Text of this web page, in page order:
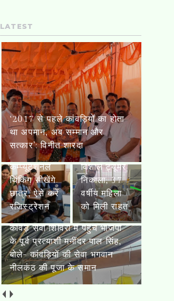
LATEST
CBSE और IIT गांधीनगर की बड़ी
पहल: ‘3030 एकलव्य’ से AI और
कम्प्यूटेशनल थिंकिंग सीखेंगे छात्र,
ऐसे करें रजिस्ट्रेशन
एलएलआरएम
मेडिकल
कॉलेज में 5
किलो का दुर्लभ
विशाल ट्यूमर
निकाला, 37
वर्षीय महिला
को मिली राहत
कांवड़ सेवा
शिविरों में पहुंचे
भाजपा के पूर्व
प्रत्याशी
मनींदर पाल
सिंह, बोले-
कांवड़ियों की
सेवा भगवान
नीलकंठ की
पूजा के समान
दौराला-हस्तिनापुर-बिजनौर वाया
विदुर कुटी रेल लाइन की मांग तेज,
सांसद चंदन चौहान ने रेल मंत्री से
मांगी परियोजना की अपडेट